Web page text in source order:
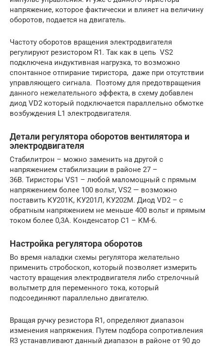
напряжение, которое фактически и влияет на величину
оборотов, подается на двигатель.
Частоту оборотов вращения электродвигателя
регулируют резистором R1. Так как в цепь VS2
подключена индуктивная нагрузка, то возможно
спонтанное отпирание тиристора, даже при отсутствии
управляющего сигнала. Поэтому для предотвращения
данного нежелательного эффекта, в схему добавлен
диод VD2 который подключается параллельно обмотке
возбуждения L1 электродвигателя.
Детали регулятора оборотов вентилятора и
электродвигателя
Стабилитрон – можно заменить на другой с
напряжением стабилизации в районе 27 –
36В. Тиристоры VS1 – любой маломощный с прямым
напряжением более 100 вольт, VS2 — возможно
поставить КУ201К, КУ201Л, КУ202М. Диод VD2 – с
обратным напряжением не меньше 400 вольт и прямым
током более 0,3А. Конденсатор C1 – КМ-6.
Настройка регулятора оборотов
Во время наладки схемы регулятора желательно
применить стробоскоп, который позволяет измерить
частоту вращения электродвигателя либо стрелочный
вольтметр для переменного тока, который
подсоединяют параллельно двигателю.
Вращая ручку резистора R1, определяют диапазон
изменения напряжения. Путем подбора сопротивления
R3 устанавливают данный диапазон в районе от 90 до